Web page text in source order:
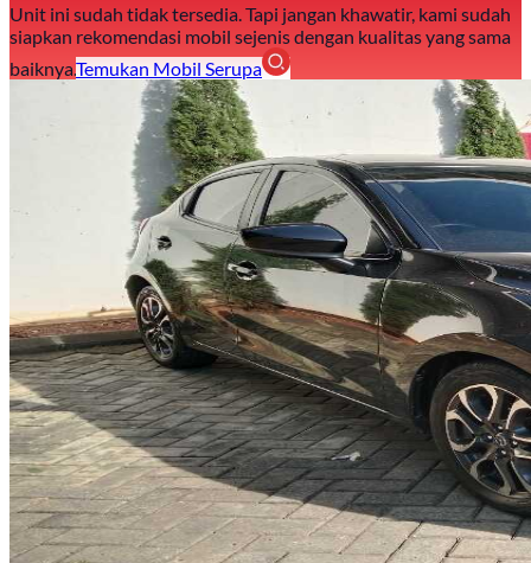
Unit ini sudah tidak tersedia. Tapi jangan khawatir, kami sudah
siapkan rekomendasi mobil sejenis dengan kualitas yang sama
baiknya.Temukan Mobil Serupa